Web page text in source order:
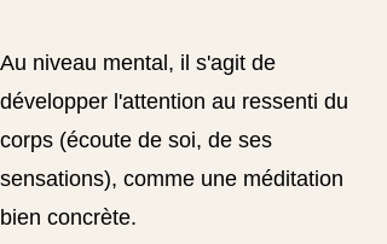
Au niveau mental, il s'agit de
développer l'attention au ressenti du
corps (écoute de soi, de ses
sensations), comme une méditation
bien concrète.